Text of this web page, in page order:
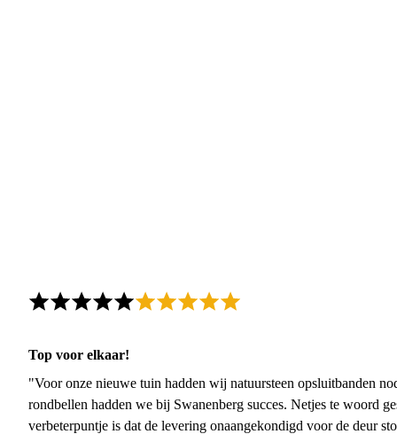
Top voor elkaar!
"Voor onze nieuwe tuin hadden wij natuursteen opsluitbanden
rondbellen hadden we bij Swanenberg succes. Netjes te woord
verbeterpuntje is dat de levering onaangekondigd voor de deur